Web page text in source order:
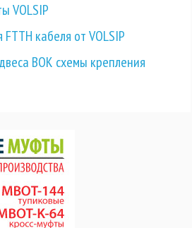
VOLSIP
кабеля от VOLSIP
ВОК схемы крепления